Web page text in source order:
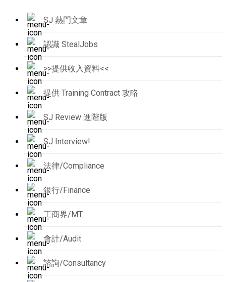
SJ 熱門文章
認識 StealJobs
>>提供收入資料<<
提供 Training Contract 攻略
SJ Review 進階版
SJ Interview!
法律/Compliance
銀行/Finance
工商界/MT
會計/Audit
諮詢/Consultancy